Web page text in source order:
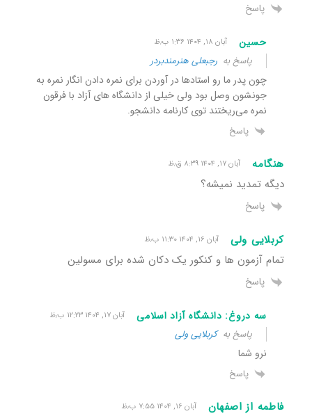
پاسخ
حسین آبان ۱۸, ۱۴۰۴ ۱:۳۶ ب٫ظ
پاسخ به رجبعلی هنرمندبردر
چون پدر ما رو استادها در آوردن برای نمره دادن انگار نمره به
جونشون وصل بود ولی خیلی از دانشگاه های آزاد با فرقون
نمره می‌ریختند توی کارنامه دانشجو.
پاسخ
هنگامه آبان ۱۷, ۱۴۰۴ ۸:۳۹ ق٫ظ
دیگه تمدید نمیشه؟
پاسخ
کربلایی ولی آبان ۱۶, ۱۴۰۴ ۱۱:۳۰ ب٫ظ
تمام آزمون ها و کنکور یک دکان شده برای مسولین
پاسخ
سه دروغ: دانشگاه آزاد اسلامی آبان ۱۷, ۱۴۰۴ ۱۲:۲۳ ب٫ظ
پاسخ بهکربلایی ولی
نرو شما
پاسخ
فاطمه از اصفهان آبان ۱۶, ۱۴۰۴ ۷:۵۵ ب٫ظ